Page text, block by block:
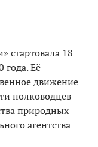
стартовала 18
года. Её
движение
полководцев
природных
агентства